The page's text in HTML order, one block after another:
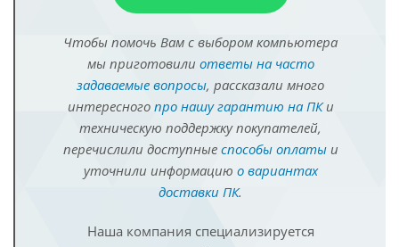
Чтобы помочь Вам с выбором компьютера
мы приготовили ответы на часто
задаваемые вопросы, рассказали много
интересного про нашу гарантию на ПКи
техническую поддержку покупателей,
перечислили доступные способы оплатыи
уточнили информацию о вариантах
доставки ПК.
Наша компания специализируется